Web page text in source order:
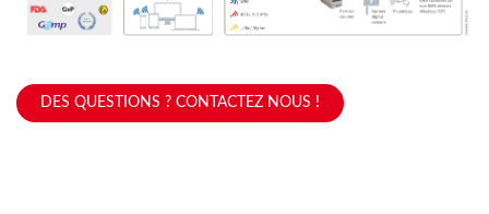
DES QUESTIONS ? CONTACTEZ NOUS !